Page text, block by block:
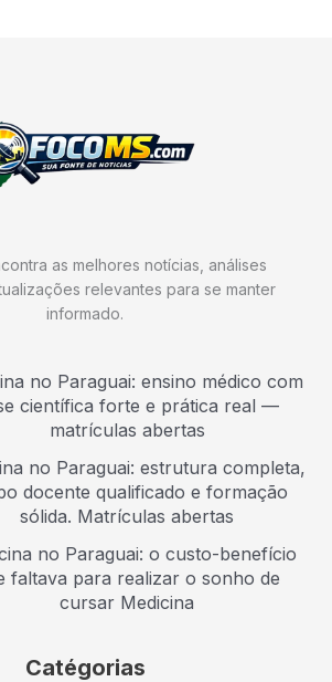
as melhores notícias, análises
relevantes para se manter
informado.
no Paraguai: ensino médico com
científica forte e prática real —
matrículas abertas
no Paraguai: estrutura completa,
docente qualificado e formação
sólida. Matrículas abertas
no Paraguai: o custo-benefício
faltava para realizar o sonho de
cursar Medicina
Catégorias